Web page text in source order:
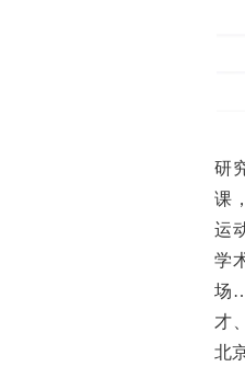
研
课
运
学
场
才
北